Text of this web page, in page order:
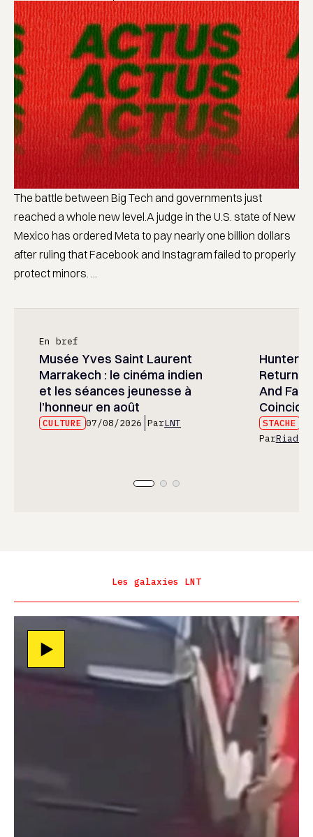
The battle between Big Tech and governments just
reached a whole new level.A judge in the U.S. state of New
Mexico has ordered Meta to pay nearly one billion dollars
after ruling that Facebook and Instagram failed to properly
protect minors. ...
En bref
Musée Yves Saint Laurent
Marrakech : le cinéma indien
et les séances jeunesse à
l’honneur en août
CULTURE 07/08/2026 ParLNT
Hunter
And
STACHE
ParRiad
Les galaxies LNT